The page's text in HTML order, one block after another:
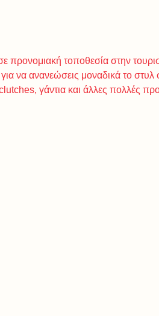
προνομιακή τοποθεσία στην
για να ανανεώσεις μοναδικά το
γάντια και άλλες πολλές